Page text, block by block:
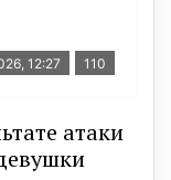
12:27 110
атаки